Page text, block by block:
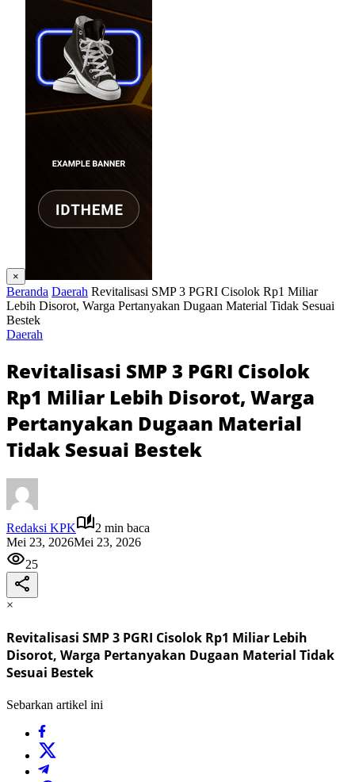
×
Beranda Daerah Revitalisasi SMP 3 PGRI Cisolok Rp1 Miliar
Lebih Disorot, Warga Pertanyakan Dugaan Material Tidak Sesuai
Bestek
Daerah
Revitalisasi SMP 3 PGRI Cisolok
Rp1 Miliar Lebih Disorot, Warga
Pertanyakan Dugaan Material
Tidak Sesuai Bestek
Redaksi KPK
2 min baca
Mei 23, 2026Mei 23, 2026
25
×
Revitalisasi SMP 3 PGRI Cisolok Rp1 Miliar Lebih
Disorot, Warga Pertanyakan Dugaan Material Tidak
Sesuai Bestek
Sebarkan artikel ini